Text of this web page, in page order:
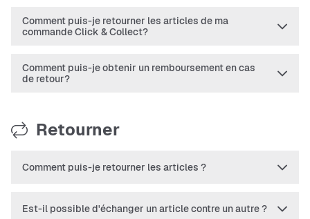
Comment puis-je retourner les articles de ma
commande Click & Collect?
Comment puis-je obtenir un remboursement en cas
de retour?
Retourner
Comment puis-je retourner les articles ?
Est-il possible d'échanger un article contre un autre ?